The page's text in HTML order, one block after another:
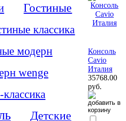
Гостиные
классика
модерн
wenge
Детские
Консоль
Cavio
Италия
35768.00
руб.